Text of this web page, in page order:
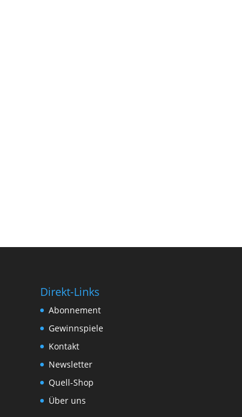
Direkt-Links
Abonnement
Gewinnspiele
Kontakt
Newsletter
Quell-Shop
Über uns